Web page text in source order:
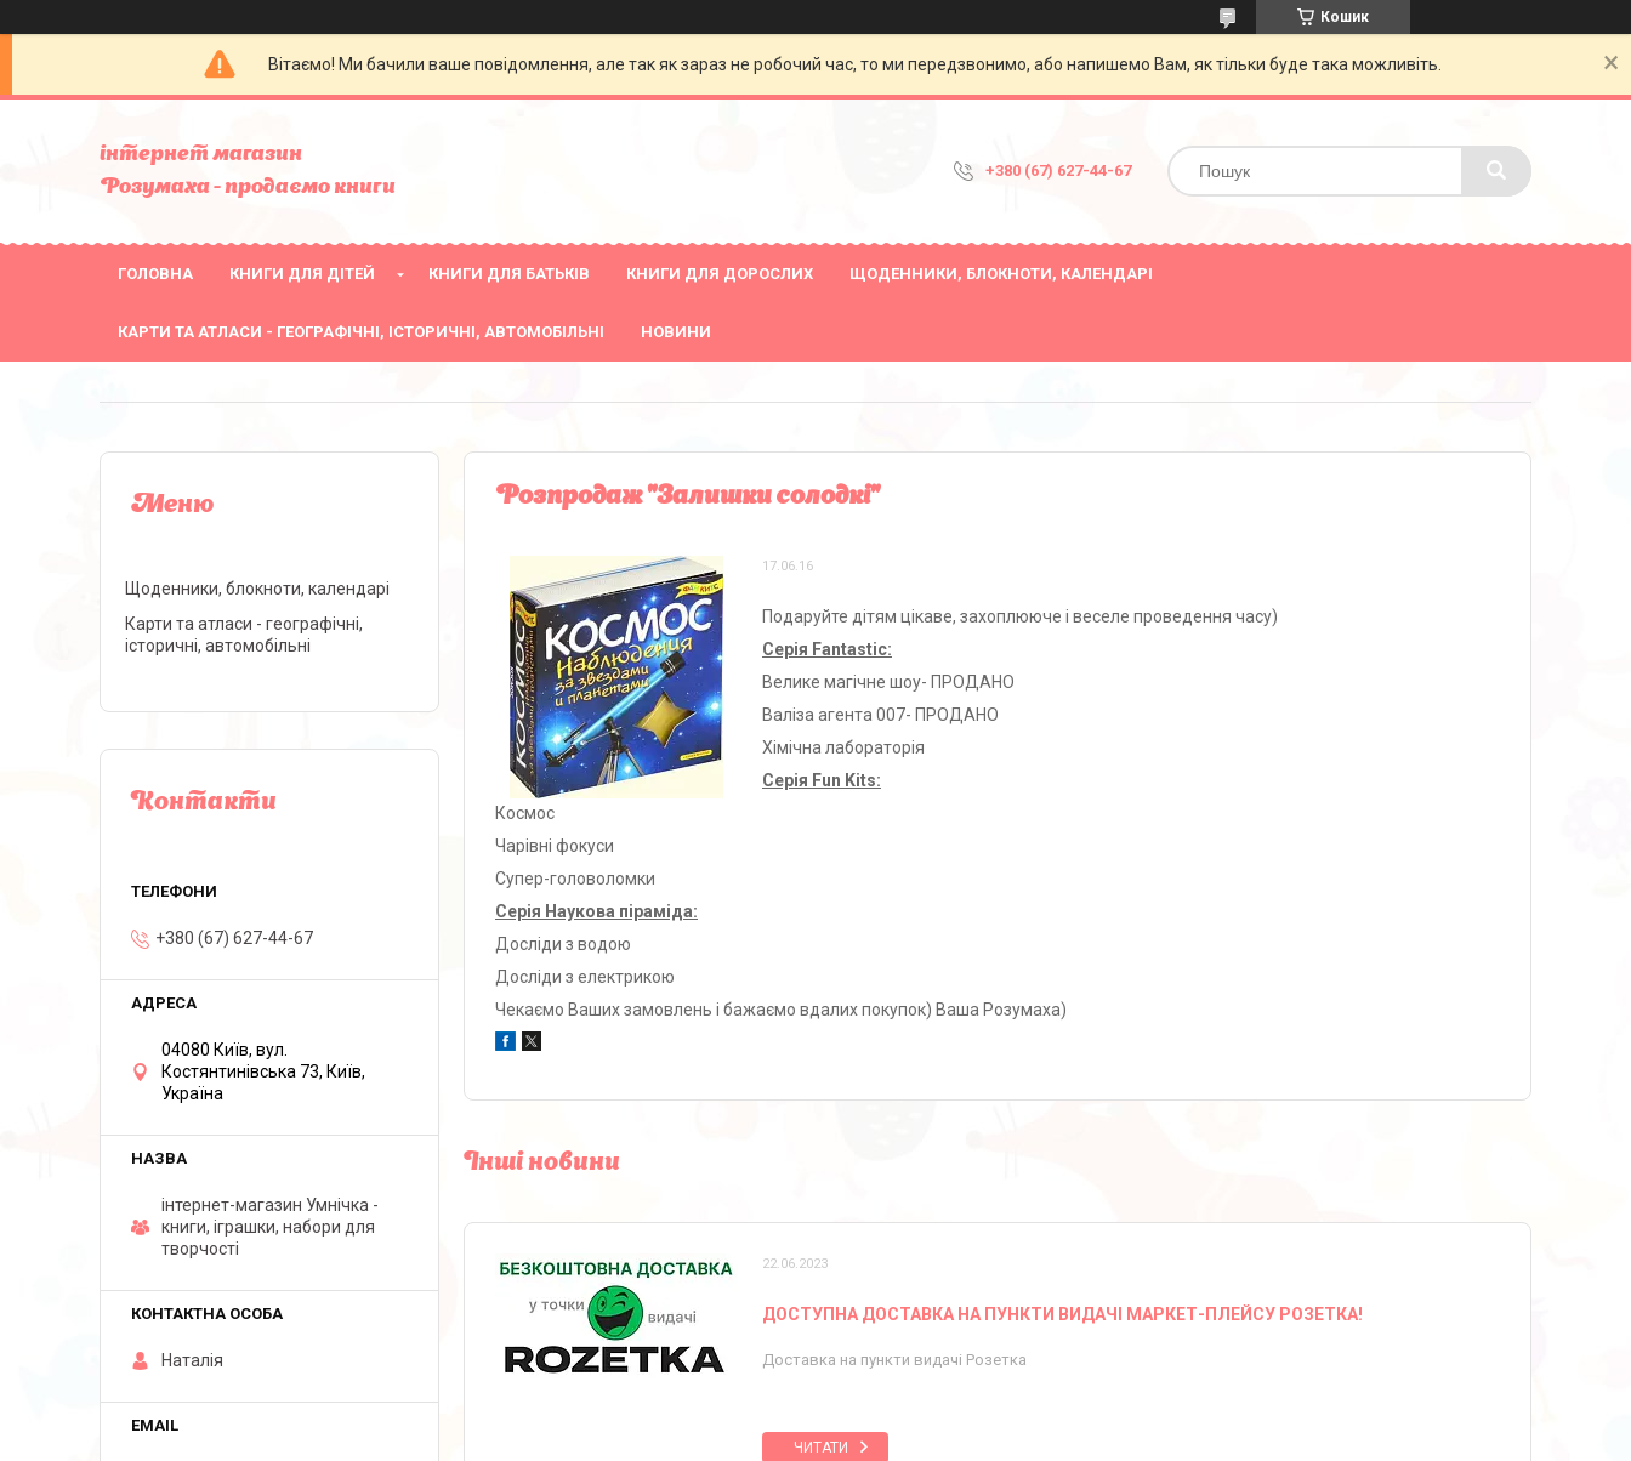
Кошик
Вітаємо! Ми бачили ваше повідомлення, але так як зараз не робочий час, то ми передзвонимо, або напишемо Вам, як тільки буде така можливіть.
інтернет магазин
Розумаха - продаємо книги
+380 (67) 627-44-67
ГОЛОВНА КНИГИ ДЛЯ ДІТЕЙ КНИГИ ДЛЯ БАТЬКІВ КНИГИ ДЛЯ ДОРОСЛИХ ЩОДЕННИКИ, БЛОКНОТИ, КАЛЕНДАРІ
КАРТИ ТА АТЛАСИ - ГЕОГРАФІЧНІ, ІСТОРИЧНІ, АВТОМОБІЛЬНІ НОВИНИ
Розпродаж "Залишки солодкі"
17.06.16
Подаруйте дітям цікаве, захоплююче і веселе проведення часу)
Серія Fantastic:
Велике магічне шоу- ПРОДАНО
Валіза агента 007- ПРОДАНО
Хімічна лабораторія
Серія Fun Kits:
Космос
Чарівні фокуси
Супер-головоломки
Серія Наукова піраміда:
Досліди з водою
Досліди з електрикою
Чекаємо Ваших замовлень і бажаємо вдалих покупок) Ваша Розумаха)
Інші новини
22.06.2023
ДОСТУПНА ДОСТАВКА НА ПУНКТИ ВИДАЧІ МАРКЕТ-ПЛЕЙСУ РОЗЕТКА!
Доставка на пункти видачі Розетка
ЧИТАТИ
Щоденники, блокноти, календарі
Карти та атласи - географічні,
історичні, автомобільні
Контакти
+380 (67) 627-44-67
04080 Київ, вул.
Костянтинівська 73, Київ,
Україна
інтернет-магазин Умнічка -
книги, іграшки, набори для
творчості
Наталія